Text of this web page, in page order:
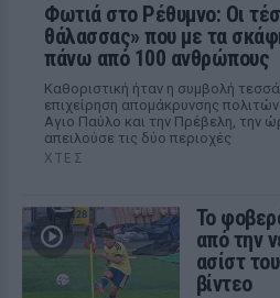
Φωτιά στο Ρέθυμνο: Οι
θάλασσας» που με τα
πάνω από 100 ανθρώπους
Καθοριστική ήταν η συμβολή
επιχείρηση απομάκρυνσης
Αγιο Παύλο και την Πρέβελη, την
απειλούσε τις δύο περιοχές
ΧΤΕΣ
Το
από την
ασίστ
βίντεο